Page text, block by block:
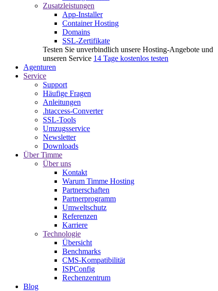
Zusatzleistungen
App-Installer
Container Hosting
Domains
SSL-Zertifikate
Testen Sie unverbindlich unsere Hosting-Angebote und
unseren Service 14 Tage kostenlos testen
Agenturen
Service
Support
Häufige Fragen
Anleitungen
.htaccess-Converter
SSL-Tools
Umzugsservice
Newsletter
Downloads
Über Timme
Über uns
Kontakt
Warum Timme Hosting
Partnerschaften
Partnerprogramm
Umweltschutz
Referenzen
Karriere
Technologie
Übersicht
Benchmarks
CMS-Kompatibilität
ISPConfig
Rechenzentrum
Blog